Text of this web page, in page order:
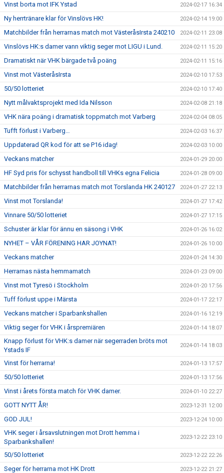
Vinst borta mot IFK Ystad 2024-02-17 16:34
Ny herrtränare klar för Vinslövs HK! 2024-02-14 19:00
Matchbilder från herrarnas match mot VästeråsIrsta 240210 2024-02-11 23:08
Vinslövs HK:s damer vann viktig seger mot LIGU i Lund. 2024-02-11 15:20
Dramatiskt när VHK bärgade två poäng 2024-02-11 15:16
Vinst mot VästeråsIrsta 2024-02-10 17:53
50/50 lotteriet 2024-02-10 17:40
Nytt målvaktsprojekt med Ida Nilsson 2024-02-08 21:18
VHK nära poäng i dramatisk toppmatch mot Varberg 2024-02-04 08:05
Tufft förlust i Varberg… 2024-02-03 16:37
Uppdaterad QR kod för att se P16 idag! 2024-02-03 10:00
Veckans matcher 2024-01-29 20:00
HF Syd pris för schysst handboll till VHKs egna Felicia 2024-01-28 09:00
Matchbilder från herrarnas match mot Torslanda HK 240127 2024-01-27 22:13
Vinst mot Torslanda! 2024-01-27 17:42
Vinnare 50/50 lotteriet 2024-01-27 17:15
Schuster är klar för ännu en säsong i VHK 2024-01-26 16:02
NYHET – VÅR FÖRENING HAR JOYNAT! 2024-01-26 10:00
Veckans matcher 2024-01-24 14:30
Herrarnas nästa hemmamatch 2024-01-23 09:00
Vinst mot Tyresö i Stockholm 2024-01-20 17:56
Tuff förlust uppe i Märsta 2024-01-17 22:17
Veckans matcher i Sparbankshallen 2024-01-16 12:19
Viktig seger för VHK i årspremiären 2024-01-14 18:07
Knapp förlust för VHK:s damer när segerraden bröts mot
Ystads IF
2024-01-14 18:03
Vinst för herrarna! 2024-01-13 17:57
50/50 lotteriet 2024-01-13 17:56
Vinst i årets första match för VHK damer. 2024-01-10 22:27
GOTT NYTT ÅR! 2023-12-31 12:00
GOD JUL! 2023-12-24 10:00
VHK seger i årsavslutningen mot Drott hemma i
Sparbankshallen!
2023-12-22 23:10
50/50 lotteriet 2023-12-22 22:26
Seger för herrarna mot HK Drott 2023-12-22 21:27